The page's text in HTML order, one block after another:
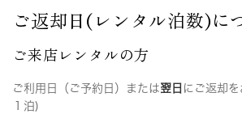
ご返却日(レンタル泊数)に
ご来店レンタルの方
ご利用日（ご予約日）または翌日 にご返却
１泊)